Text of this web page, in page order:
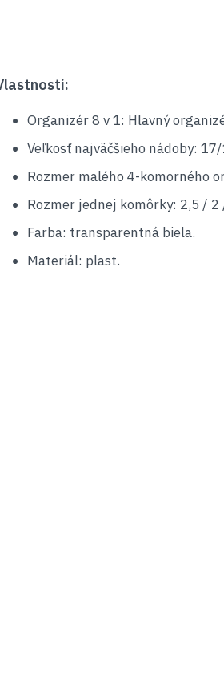
Organizér 8 v 1: Hlavný
Veľkosť najväčšieho nádoby:
Rozmer malého 4-komorného
Rozmer jednej komôrky: 2,5 / 2
Farba: transparentná biela.
Materiál: plast.